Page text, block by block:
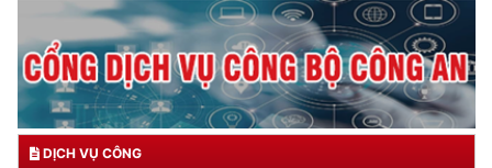
DỊCH VỤ CÔNG